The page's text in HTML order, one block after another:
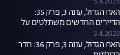
האח הגדול, עונה 3, פרק 35:
הדיירים החדשים משתלטים על
הבית
3.4.2023
האח הגדול, עונה 3, פרק 36: חדר